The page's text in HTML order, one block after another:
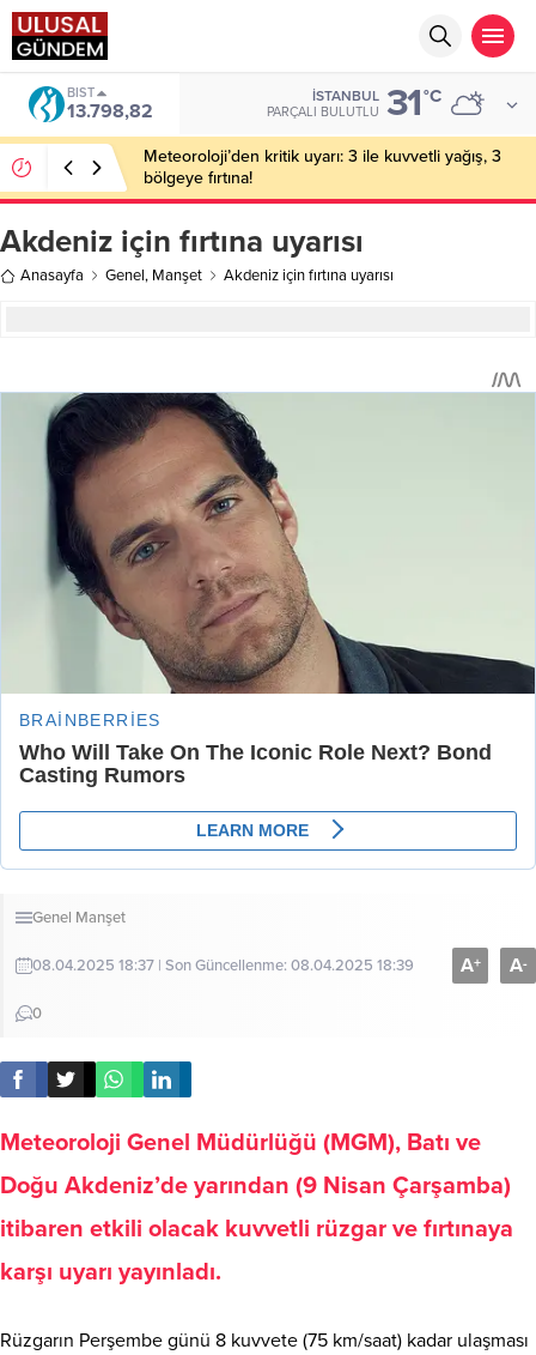
BIST
13.798,82
İSTANBUL
PARÇALI BULUTLU 31°C
Meteoroloji’den kritik uyarı: 3 ile kuvvetli yağış, 3
bölgeye fırtına!
Akdeniz için fırtına uyarısı
Anasayfa Genel, Manşet Akdeniz için fırtına uyarısı
Genel Manşet
08.04.2025 18:37 | Son Güncellenme: 08.04.2025 18:39
0
A+ A-
Meteoroloji Genel Müdürlüğü (MGM), Batı ve
Doğu Akdeniz’de yarından (9 Nisan Çarşamba)
itibaren etkili olacak kuvvetli rüzgar ve fırtınaya
karşı uyarı yayınladı.
Rüzgarın Perşembe günü 8 kuvvete (75 km/saat) kadar ulaşması